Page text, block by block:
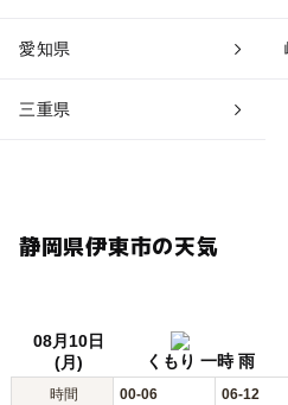
愛知県
三重県
静岡県伊東市の天気
08月10日
(月)
くもり 一時 雨
時間 00-06 06-12